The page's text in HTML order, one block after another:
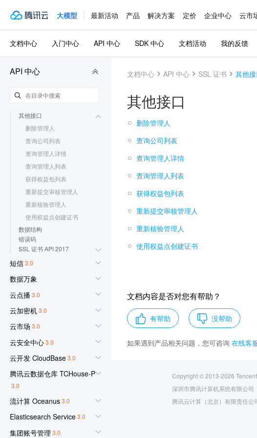
大模型 最新活动 产品 解决方案 定价 企业中心 云市
API 中心
域名注册 3.0
更新历史
简介
调用方式
其他接口
删除管理人
查询公司列表
查询管理人详情
查询管理人列表
获得权益包列表
重新提交审核管理人
重新核验管理人
使用权益点创建证书
数据结构
错误码
SSL 证书 API 2017
短信3.0
数据万象
云点播3.0
云加密机3.0
云市场 3.0
云安全中心3.0
云开发 CloudBase3.0
腾讯云数据仓库 TCHouse-P
3.0
流计算 Oceanus3.0
Elasticsearch Service3.0
集团账号管理 3.0
文档中心 入门中心 API 中心 SDK 中心 文档活动 我的反馈
文档中心 API 中心 SSL 证书 其他接
其他接口
删除管理人
查询公司列表
查询管理人详情
查询管理人列表
获得权益包列表
重新提交审核管理人
重新核验管理人
使用权益点创建证书
文档内容是否对您有帮助？
有帮助 没帮助
如果遇到产品相关问题，您可咨询 在线客
Copyright © 2013-2026
深圳市腾讯计算机系统有限公司
腾讯云计算（北京）有限责任公